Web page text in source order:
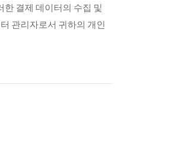
결제 데이터의 수집 및
관리자로서 귀하의 개인